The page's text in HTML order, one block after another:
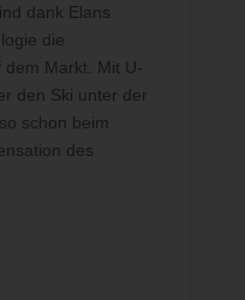
dank Elans
die
dem Markt. Mit U-
den Ski unter der
schon beim
des